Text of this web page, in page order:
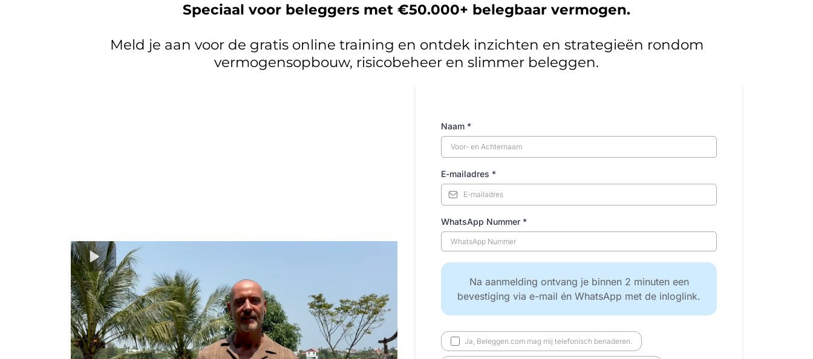
Speciaal voor beleggers met €50.000+ belegbaar vermogen.
Meld je aan voor de gratis online training en ontdek inzichten en strategieën rondom
vermogensopbouw, risicobeheer en slimmer beleggen.
Naam *
E-mailadres *
WhatsApp Nummer *
Na aanmelding ontvang je binnen 2 minuten een
bevestiging via e-mail én WhatsApp met de inloglink.
Ja, Beleggen.com mag mij telefonisch benaderen.